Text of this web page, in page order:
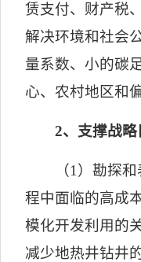
赁支付、财产税
解决环境和社会
量系数、小的碳
心、农村地区和
2、支撑战
（1 ）勘探和
程中面临的高成
模化开发利用的
减少地热井钻井